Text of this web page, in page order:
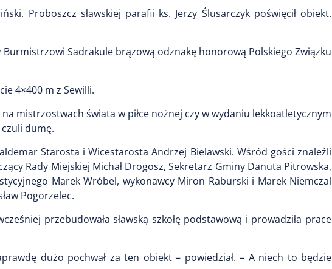
Proboszcz sławskiej parafii ks. Jerzy Ślusarczyk poświęcił obiekt.
Burmistrzowi Sadrakule brązową odznakę honorową Polskiego Związku
4×400 m z Sewilli.
mistrzostwach świata w piłce nożnej czy w wydaniu lekkoatletycznym
czuli dumę.
Starosta i Wicestarosta Andrzej Bielawski. Wśród gości znaleźli
Rady Miejskiej Michał Drogosz, Sekretarz Gminy Danuta Pitrowska,
Marek Wróbel, wykonawcy Miron Raburski i Marek Niemczal
Pogorzelec.
przebudowała sławską szkołę podstawową i prowadziła prace
dużo pochwał za ten obiekt – powiedział. – A niech to będzie